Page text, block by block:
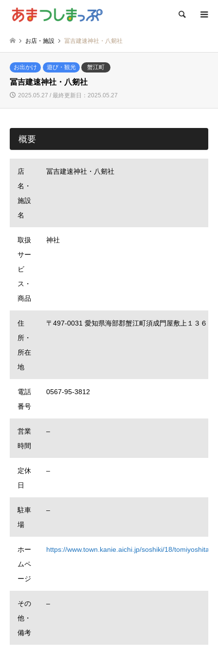
検索
お店・施設 冨吉建速神社・八剱社
お出かけ 遊び・観光 蟹江町
冨吉建速神社・八剱社
2025.05.27 / 最終更新日：2025.05.27
概要
店
名・
施設
名
冨吉建速神社・八剱社
取扱
サー
ビ
ス・
商品
神社
住
所・
所在
地
〒497-0031 愛知県海部郡蟹江町須成門屋敷上１３６３
電話
番号
0567-95-3812
営業
時間
–
定休
日
–
駐車
場
–
ホー
ムペ
ージ
https://www.town.kanie.aichi.jp/soshiki/18/
その
他・
備考
–